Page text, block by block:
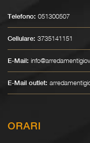
Telefono: 051300507
Cellulare: 3735141151
E-Mail:
E-Mail outlet:
ORARI